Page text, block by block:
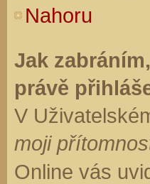
Nahoru
Jak
právě
V
moji
Online vás